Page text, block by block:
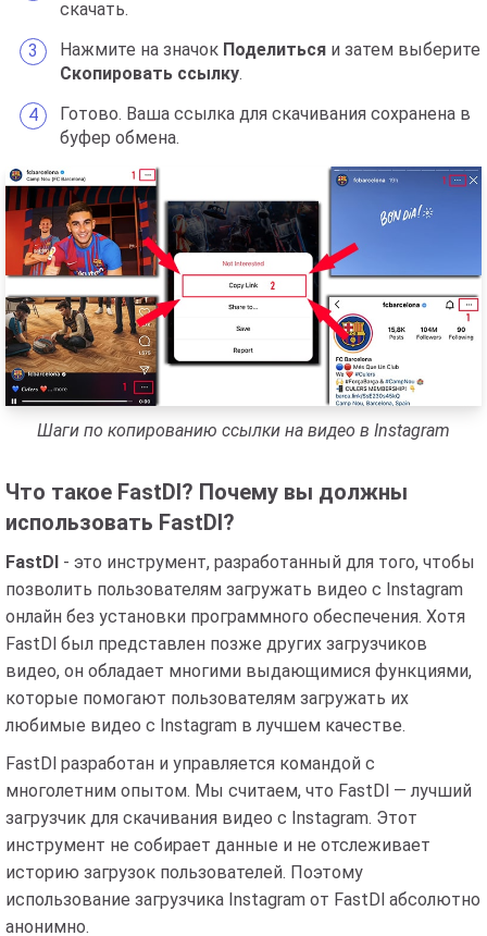
скачать.
Нажмите на значок Поделиться и затем выберите
Скопировать ссылку.
Готово. Ваша ссылка для скачивания сохранена в
буфер обмена.
Шаги по копированию ссылки на видео в Instagram
Что такое FastDl? Почему вы должны
использовать FastDl?
FastDl - это инструмент, разработанный для того, чтобы
позволить пользователям загружать видео с Instagram
онлайн без установки программного обеспечения. Хотя
FastDl был представлен позже других загрузчиков
видео, он обладает многими выдающимися функциями,
которые помогают пользователям загружать их
любимые видео с Instagram в лучшем качестве.
FastDl разработан и управляется командой с
многолетним опытом. Мы считаем, что FastDl — лучший
загрузчик для скачивания видео с Instagram. Этот
инструмент не собирает данные и не отслеживает
историю загрузок пользователей. Поэтому
использование загрузчика Instagram от FastDl абсолютно
анонимно.